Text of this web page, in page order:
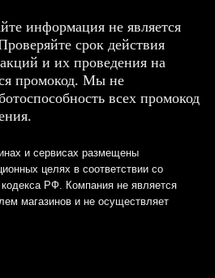
информация не является
срок действия
и их проведения на
промокод. Мы не
всех промокод
и сервисах размещены
целях в соответствии со
кодекса РФ. Компания не является
магазинов и не осуществляет